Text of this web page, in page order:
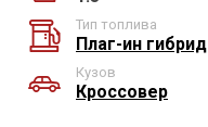
Тип топлива
Плаг-ин гибрид
Кузов
Кроссовер